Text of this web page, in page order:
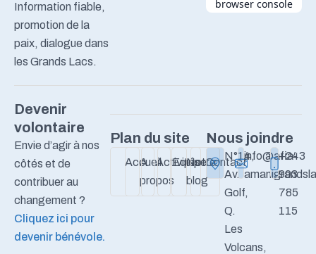
Information fiable,
promotion de la
paix, dialogue dans
les Grands Lacs.
Devenir
volontaire
Envie d’agir à nos
côtés et de
contribuer au
changement ?
Cliquez ici pour
devenir bénévole.
Plan du site
Accueil
A
propos
Activités
Equipe
Notre
blog
Contact
Nous joindre
N°14,
Av.
Golf,
Q.
Les
Volcans,
info@afia-
+243
993
785
115